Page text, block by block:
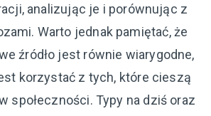
analizując je i porównując z
Warto jednak pamiętać, że
źródło jest równie wiarygodne,
korzystać z tych, które cieszą
społeczności. Typy na dziś oraz